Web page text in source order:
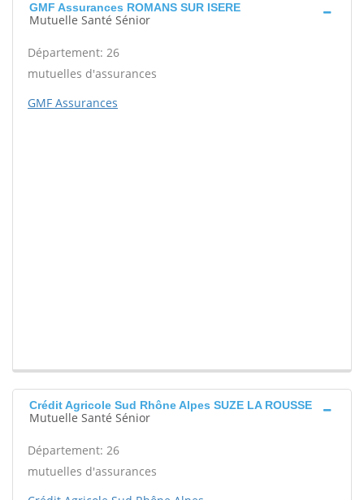
GMF Assurances ROMANS SUR ISERE
Mutuelle Santé Sénior
Département: 26
mutuelles d'assurances
GMF Assurances
Crédit Agricole Sud Rhône Alpes SUZE LA ROUSSE
Mutuelle Santé Sénior
Département: 26
mutuelles d'assurances